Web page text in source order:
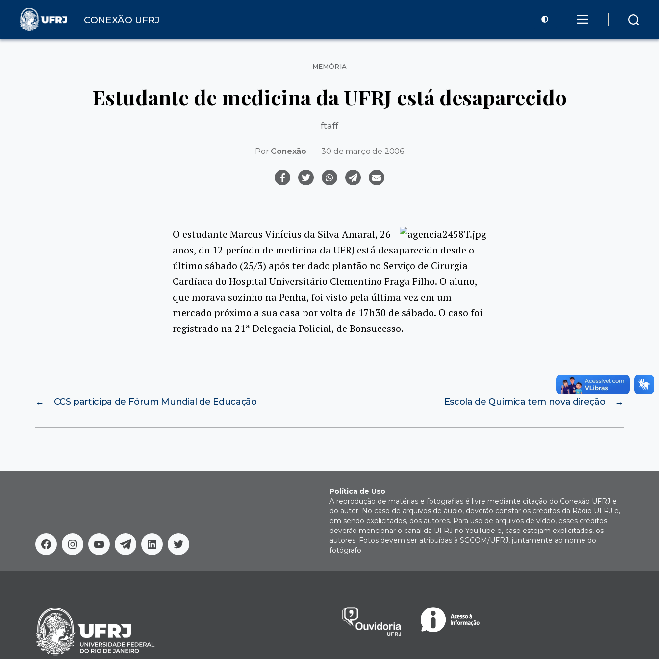
CONEXÃO UFRJ
Categorias
MEMÓRIA
Estudante de medicina da UFRJ está desaparecido
ftaff
Por Conexão 30 de março de 2006
O estudante Marcus Vinícius da Silva Amaral, 26
anos, do 12 período de medicina da UFRJ está desaparecido desde o
último sábado (25/3) após ter dado plantão no Serviço de Cirurgia
Cardíaca do Hospital Universitário Clementino Fraga Filho. O aluno,
que morava sozinho na Penha, foi visto pela última vez em um
mercado próximo a sua casa por volta de 17h30 de sábado. O caso foi
registrado na 21ª Delegacia Policial, de Bonsucesso.
← CCS participa de Fórum Mundial de Educação →
Escola de Química tem nova direção
FacebookInstagram
YoutubeTelegramLinkedinTwitter
Política de Uso
A reprodução de matérias e fotografias é livre mediante citação do Conexão UFRJ e
do autor. No caso de arquivos de áudio, deverão constar os créditos da Rádio UFRJ e,
em sendo explicitados, dos autores. Para uso de arquivos de vídeo, esses créditos
deverão mencionar o canal da UFRJ no YouTube e, caso estejam explicitados, os
autores. Fotos devem ser atribuídas à SGCOM/UFRJ, juntamente ao nome do
fotógrafo.